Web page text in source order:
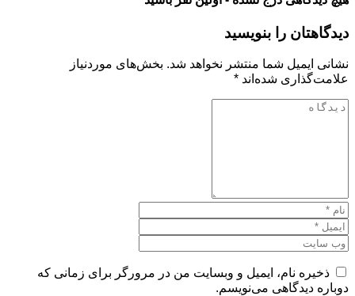
دیدگاهتان را بنویسید
نشانی ایمیل شما منتشر نخواهد شد. بخش‌های موردنیاز
علامت‌گذاری شده‌اند *
ذخیره نام، ایمیل و وبسایت من در مرورگر برای زمانی که
دوباره دیدگاهی می‌نویسم.